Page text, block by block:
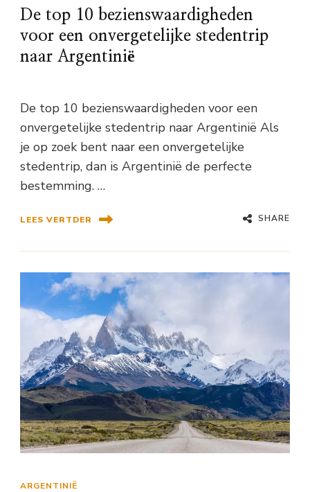
De top 10 bezienswaardigheden
voor een onvergetelijke stedentrip
naar Argentinië
De top 10 bezienswaardigheden voor een
onvergetelijke stedentrip naar Argentinië Als
je op zoek bent naar een onvergetelijke
stedentrip, dan is Argentinië de perfecte
bestemming. …
LEES VERTDER SHARE
ARGENTINIË